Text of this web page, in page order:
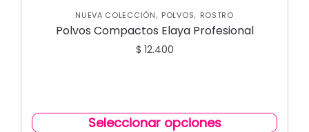
NUEVA COLECCIÓN, POLVOS, ROSTRO
Polvos Compactos Elaya Profesional
$ 12.400
Seleccionar opciones